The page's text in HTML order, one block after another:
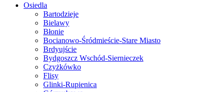
Osiedla
Bartodzieje
Bielawy
Błonie
Bocianowo-Śródmieście-Stare Miasto
Brdyujście
Bydgoszcz Wschód-Siernieczek
Czyżkówko
Flisy
Glinki-Rupienica